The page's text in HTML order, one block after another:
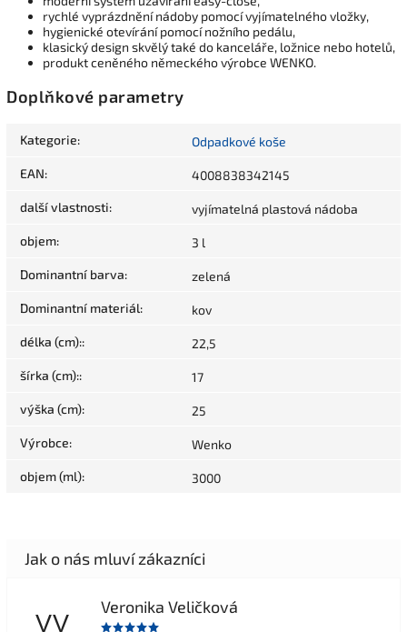
rychlé vyprázdnění nádoby pomocí vyjímatelného vložky,
hygienické otevírání pomocí nožního pedálu,
klasický design skvělý také do kanceláře, ložnice nebo hotelů,
produkt ceněného německého výrobce WENKO.
Doplňkové parametry
Kategorie: Odpadkové koše
EAN: 4008838342145
další vlastnosti: vyjímatelná plastová nádoba
objem: 3 l
Dominantní barva: zelená
Dominantní materiál: kov
délka (cm):: 22,5
šírka (cm):: 17
výška (cm): 25
Výrobce: Wenko
objem (ml): 3000
VV
Veronika Veličková